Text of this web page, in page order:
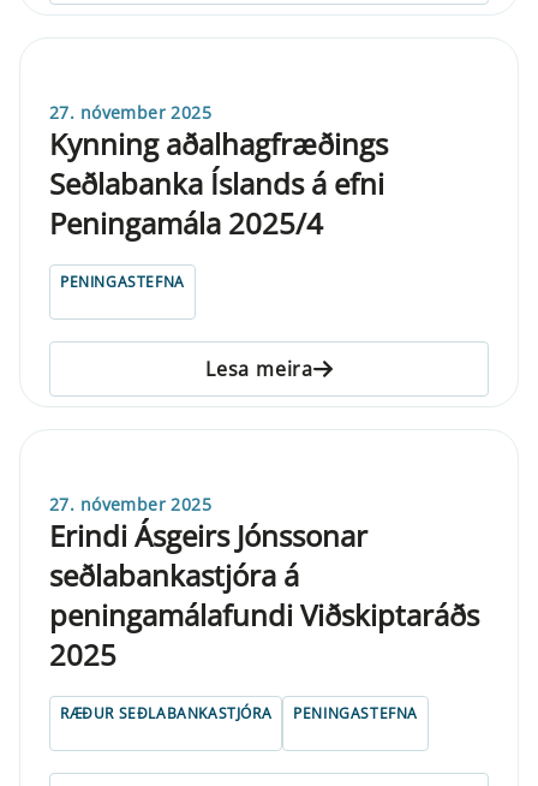
27. nóvember 2025
Kynning aðalhagfræðings
Seðlabanka Íslands á efni
Peningamála 2025/4
PENINGASTEFNA
Lesa meira
27. nóvember 2025
Erindi Ásgeirs Jónssonar
seðlabankastjóra á
peningamálafundi Viðskiptaráðs
2025
RÆÐUR SEÐLABANKASTJÓRA PENINGASTEFNA